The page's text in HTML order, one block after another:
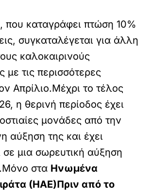
καταγράφει πτώση 10%
συγκαταλέγεται για άλλη
καλοκαιρινούς
με τις περισσότερες
Απρίλιο.Μέχρι το τέλος
η θερινή περίοδος έχει
μονάδες από την
αύξηση της και έχει
μια σωρευτική αύξηση
στα Ηνωμένα
(ΗΑΕ)Πριν από το